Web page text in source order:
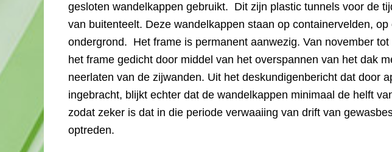
gesloten wandelkappen gebruikt. Dit zijn plastic tunnels voor de
van buitenteelt. Deze wandelkappen staan op containervelden, op
ondergrond. Het frame is permanent aanwezig. Van november
het frame gedicht door middel van het overspannen van het dak
neerlaten van de zijwanden. Uit het deskundigenbericht dat door
ingebracht, blijkt echter dat de wandelkappen minimaal de helft
zodat zeker is dat in die periode verwaaiing van drift van
optreden.